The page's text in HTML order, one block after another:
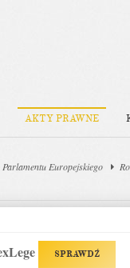
AKTY PRAWNE
Europejskiego
SPRAWDŹ